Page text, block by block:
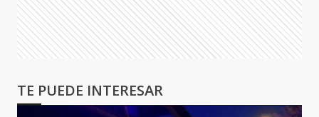
TE PUEDE INTERESAR